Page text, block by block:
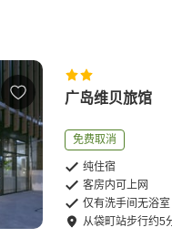
广岛维贝旅馆
免费取消
纯住宿
客房内可上网
仅有洗手间无浴室
从袋町站步行约5